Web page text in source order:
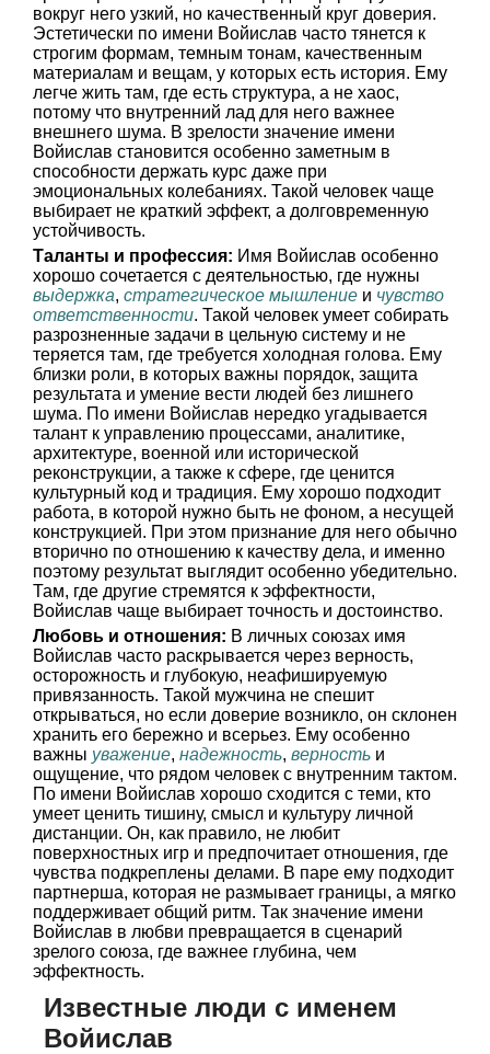
вокруг него узкий, но качественный круг доверия.
Эстетически по имени Войислав часто тянется к
строгим формам, темным тонам, качественным
материалам и вещам, у которых есть история. Ему
легче жить там, где есть структура, а не хаос,
потому что внутренний лад для него важнее
внешнего шума. В зрелости значение имени
Войислав становится особенно заметным в
способности держать курс даже при
эмоциональных колебаниях. Такой человек чаще
выбирает не краткий эффект, а долговременную
устойчивость.
Таланты и профессия: Имя Войислав особенно
хорошо сочетается с деятельностью, где нужны
выдержка, стратегическое мышление и чувство
ответственности. Такой человек умеет собирать
разрозненные задачи в цельную систему и не
теряется там, где требуется холодная голова. Ему
близки роли, в которых важны порядок, защита
результата и умение вести людей без лишнего
шума. По имени Войислав нередко угадывается
талант к управлению процессами, аналитике,
архитектуре, военной или исторической
реконструкции, а также к сфере, где ценится
культурный код и традиция. Ему хорошо подходит
работа, в которой нужно быть не фоном, а несущей
конструкцией. При этом признание для него обычно
вторично по отношению к качеству дела, и именно
поэтому результат выглядит особенно убедительно.
Там, где другие стремятся к эффектности,
Войислав чаще выбирает точность и достоинство.
Любовь и отношения: В личных союзах имя
Войислав часто раскрывается через верность,
осторожность и глубокую, неафишируемую
привязанность. Такой мужчина не спешит
открываться, но если доверие возникло, он склонен
хранить его бережно и всерьез. Ему особенно
важны уважение, надежность, верность и
ощущение, что рядом человек с внутренним тактом.
По имени Войислав хорошо сходится с теми, кто
умеет ценить тишину, смысл и культуру личной
дистанции. Он, как правило, не любит
поверхностных игр и предпочитает отношения, где
чувства подкреплены делами. В паре ему подходит
партнерша, которая не размывает границы, а мягко
поддерживает общий ритм. Так значение имени
Войислав в любви превращается в сценарий
зрелого союза, где важнее глубина, чем
эффектность.
Известные люди с именем
Войислав